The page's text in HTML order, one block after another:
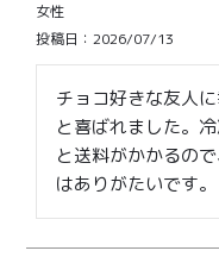
女性
投稿日
2026/07/13
チョコ好きな友人
と喜ばれました。
と送料がかかるの
はありがたいです。